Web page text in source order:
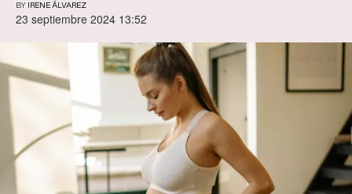
BY IRENE ÁLVAREZ
23 septiembre 2024 13:52